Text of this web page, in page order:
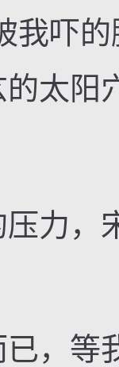
吓的
太阳
，
等